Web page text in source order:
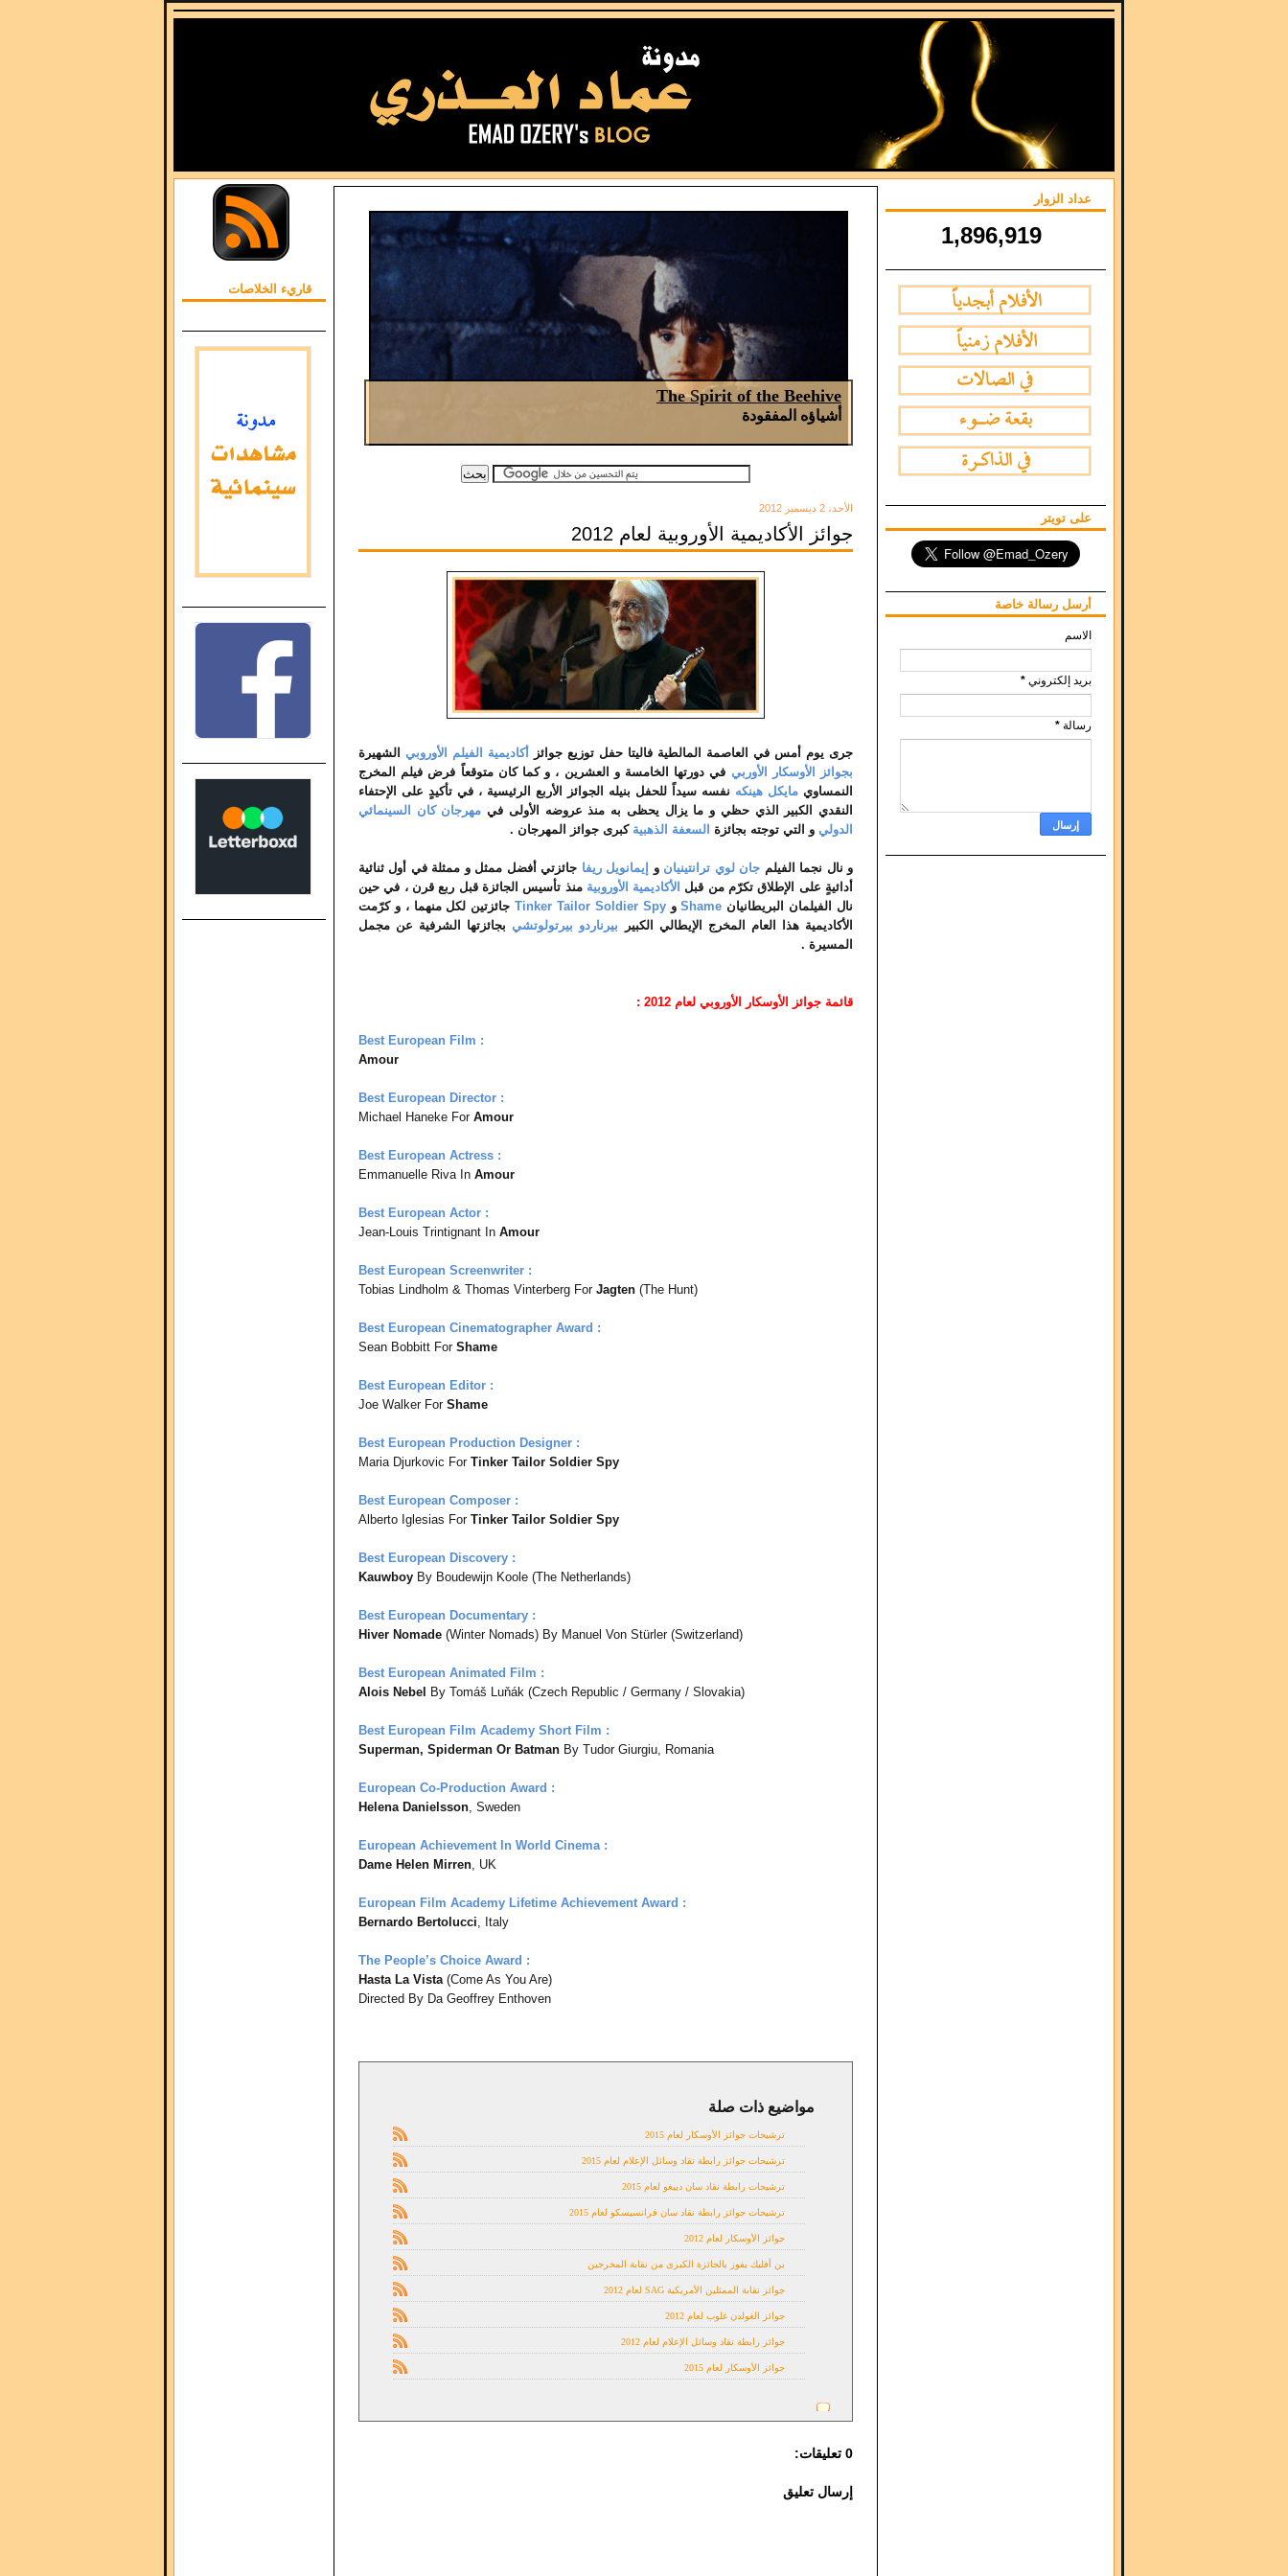
قاريء الخلاصات
The Spirit of the Beehive
أشياؤه المفقودة
الأحد، 2 ديسمبر 2012
جوائز الأكاديمية الأوروبية لعام 2012
جرى يوم أمس في العاصمة المالطية فاليتا حفل توزيع جوائز أكاديمية الفيلم الأوروبي
الشهيرة
بجوائز الأوسكار الأوربي في دورتها الخامسة و العشرين ، و كما كان متوقعاً فرض فيلم المخرج
النمساوي مايكل هينكه نفسه سيداً للحفل بنيله الجوائز الأربع الرئيسية ، في تأكيدٍ على الإحتفاء
النقدي الكبير الذي حظي و ما يزال يحظى به منذ عروضه الأولى في مهرجان كان السينمائي
الدولي و التي توجته بجائزة السعفة الذهبية كبرى جوائز المهرجان .
و نال نجما الفيلم جان لوي ترانتينيان و إيمانويل ريفا جائزتي أفضل ممثل و ممثلة في أول ثنائية
أدائيةٍ على الإطلاق تكرّم من قبل الأكاديمية الأوروبية منذ تأسيس الجائزة قبل ربع قرن ، في حين
نال الفيلمان البريطانيان ShameوTinker Tailor Soldier Spy جائزتين لكل منهما ، و كرّمت
الأكاديمية هذا العام المخرج الإيطالي الكبير بيرناردو بيرتولوتشي بجائزتها الشرفية عن مجمل
المسيرة .
قائمة جوائز الأوسكار الأوروبي لعام 2012 :
Best European Film :
Amour
Best European Director :
Michael Haneke For Amour
Best European Actress :
Emmanuelle Riva In Amour
Best European Actor :
Jean-Louis Trintignant In Amour
Best European Screenwriter :
Tobias Lindholm & Thomas Vinterberg For Jagten (The Hunt)
Best European Cinematographer Award :
Sean Bobbitt For Shame
Best European Editor :
Joe Walker For Shame
Best European Production Designer :
Maria Djurkovic For Tinker Tailor Soldier Spy
Best European Composer :
Alberto Iglesias For Tinker Tailor Soldier Spy
Best European Discovery :
Kauwboy By Boudewijn Koole (The Netherlands)
Best European Documentary :
Hiver Nomade (Winter Nomads) By Manuel Von Stürler (Switzerland)
Best European Animated Film :
Alois Nebel
By Tomáš Luňák (Czech Republic / Germany / Slovakia)
Best European Film Academy Short Film :
Superman, Spiderman Or Batman By Tudor Giurgiu, Romania
European Co-Production Award :
Helena Danielsson, Sweden
European Achievement In World Cinema :
Dame Helen Mirren, UK
European Film Academy Lifetime Achievement Award :
Bernardo Bertolucci, Italy
The People’s Choice Award :
Hasta La Vista(Come As You Are)
Directed By Da Geoffrey Enthoven
مواضيع ذات صلة
ترشيحات جوائز الأوسكار لعام 2015
ترشيحات جوائز رابطة نقاد وسائل الإعلام لعام 2015
ترشيحات رابطة نقاد سان دييغو لعام 2015
ترشيحات جوائز رابطة نقاد سان فرانسيسكو لعام 2015
جوائز الأوسكار لعام 2012
بن أفليك يفوز بالجائزة الكبرى من نقابة المخرجين
جوائز نقابة الممثلين الأمريكية SAG لعام 2012
جوائز الغولدن غلوب لعام 2012
جوائز رابطة نقاد وسائل الإعلام لعام 2012
جوائز الأوسكار لعام 2015
0 تعليقات:
إرسال تعليق
عداد الزوار
1,896,919
على تويتر
أرسل رسالة خاصة
الاسم
بريد إلكتروني *
رسالة *